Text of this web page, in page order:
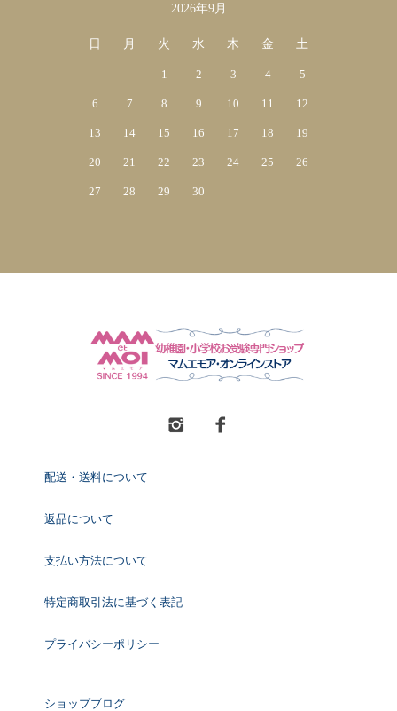
2026年9月
日 月 火 水 木 金 土
1 2 3 4 5
6 7 8 9 10 11 12
13 14 15 16 17 18 19
20 21 22 23 24 25 26
27 28 29 30
配送・送料について
返品について
支払い方法について
特定商取引法に基づく表記
プライバシーポリシー
ショップブログ